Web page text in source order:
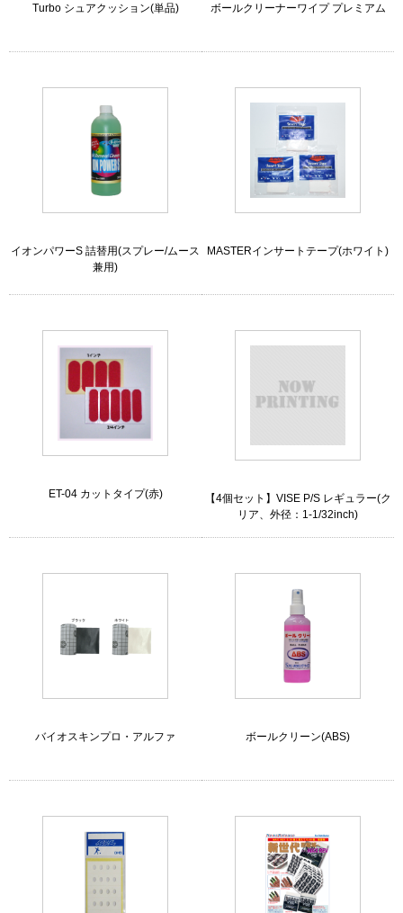
Turbo シュアクッション(単品) ボールクリーナーワイプ プレミアム
イオンパワーS 詰替用(スプレー/ムース
兼用)
MASTERインサートテープ(ホワイト)
ET-04 カットタイプ(赤)
【4個セット】VISE P/S レギュラー(ク
リア、外径：1-1/32inch)
バイオスキンプロ・アルファ ボールクリーン(ABS)